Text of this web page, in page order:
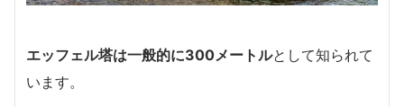
エッフェル塔は一般的に300メートルとして知られて
います。